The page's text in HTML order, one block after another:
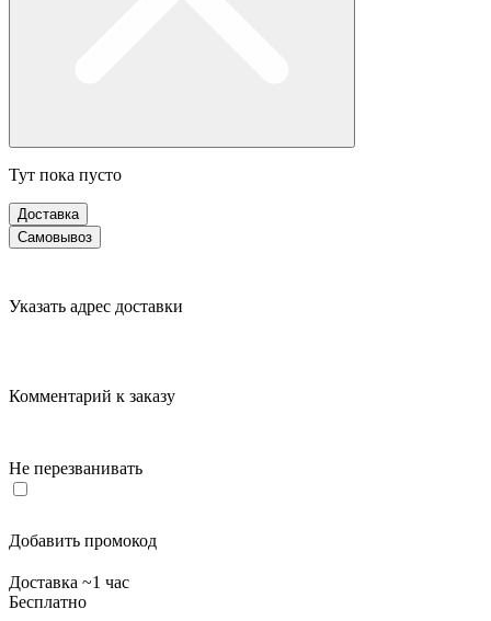
Тут пока пусто
Доставка
Самовывоз
Указать адрес доставки
Комментарий к заказу
Не перезванивать
Добавить промокод
Доставка ~1 час
Бесплатно